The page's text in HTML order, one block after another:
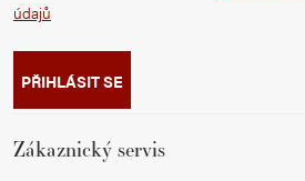
údajů
PŘIHLÁSIT SE
Zákaznický servis